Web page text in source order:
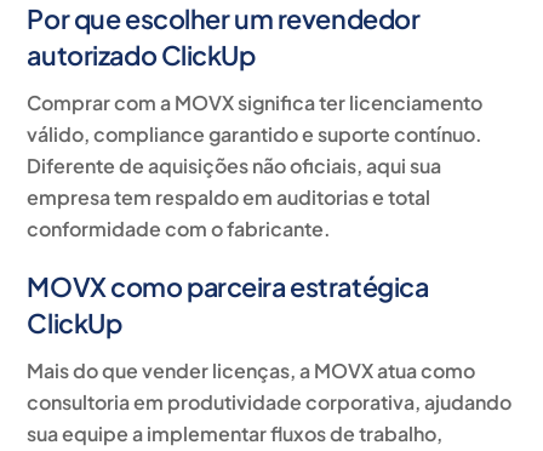
Por que escolher um revendedor
autorizado ClickUp
Comprar com a MOVX significa terlicenciamento
válido, compliance garantido e suporte contínuo.
Diferente de aquisições não oficiais, aqui sua
empresa tem respaldo em auditorias e total
conformidade com o fabricante.
MOVX como parceira estratégica
ClickUp
Mais do que vender licenças, a MOVX atua como
consultoria em produtividade corporativa, ajudando
sua equipe a implementar fluxos de trabalho,